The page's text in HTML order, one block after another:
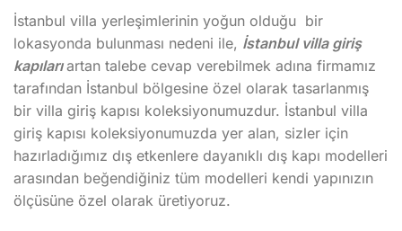
İstanbul villa yerleşimlerinin yoğun olduğu bir
lokasyonda bulunması nedeni ile, İstanbul villa giriş
kapılarıartan talebe cevap verebilmek adına firmamız
tarafından İstanbul bölgesine özel olarak tasarlanmış
bir villa giriş kapısı koleksiyonumuzdur. İstanbul villa
giriş kapısı koleksiyonumuzda yer alan, sizler için
hazırladığımız dış etkenlere dayanıklı dış kapı modelleri
arasından beğendiğiniz tüm modelleri kendi yapınızın
ölçüsüne özel olarak üretiyoruz.